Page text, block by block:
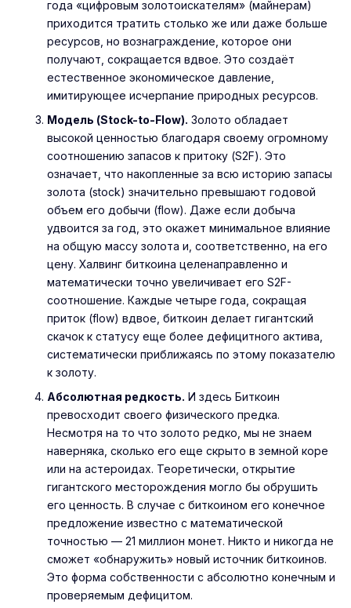
года «цифровым золотоискателям» (майнерам)
приходится тратить столько же или даже больше
ресурсов, но вознаграждение, которое они
получают, сокращается вдвое. Это создаёт
естественное экономическое давление,
имитирующее исчерпание природных ресурсов.
Модель (Stock-to-Flow). Золото обладает
высокой ценностью благодаря своему огромному
соотношению запасов к притоку (S2F). Это
означает, что накопленные за всю историю запасы
золота (stock) значительно превышают годовой
объем его добычи (flow). Даже если добыча
удвоится за год, это окажет минимальное влияние
на общую массу золота и, соответственно, на его
цену. Халвинг биткоина целенаправленно и
математически точно увеличивает его S2F-
соотношение. Каждые четыре года, сокращая
приток (flow) вдвое, биткоин делает гигантский
скачок к статусу еще более дефицитного актива,
систематически приближаясь по этому показателю
к золоту.
Абсолютная редкость. И здесь Биткоин
превосходит своего физического предка.
Несмотря на то что золото редко, мы не знаем
наверняка, сколько его еще скрыто в земной коре
или на астероидах. Теоретически, открытие
гигантского месторождения могло бы обрушить
его ценность. В случае с биткоином его конечное
предложение известно с математической
точностью — 21 миллион монет. Никто и никогда не
сможет «обнаружить» новый источник биткоинов.
Это форма собственности с абсолютно конечным и
проверяемым дефицитом.